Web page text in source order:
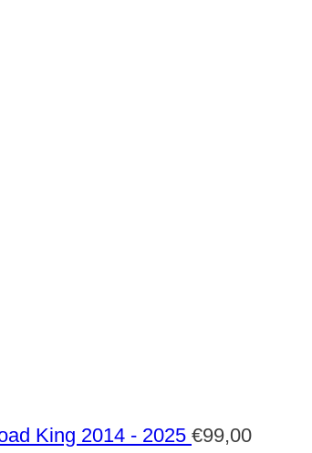
King 2014 - 2025 €99,00